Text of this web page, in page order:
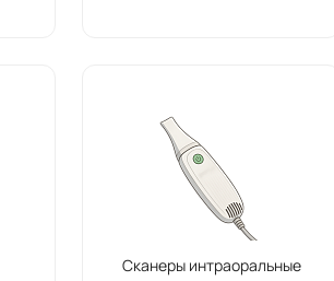
Сканеры интраоральные